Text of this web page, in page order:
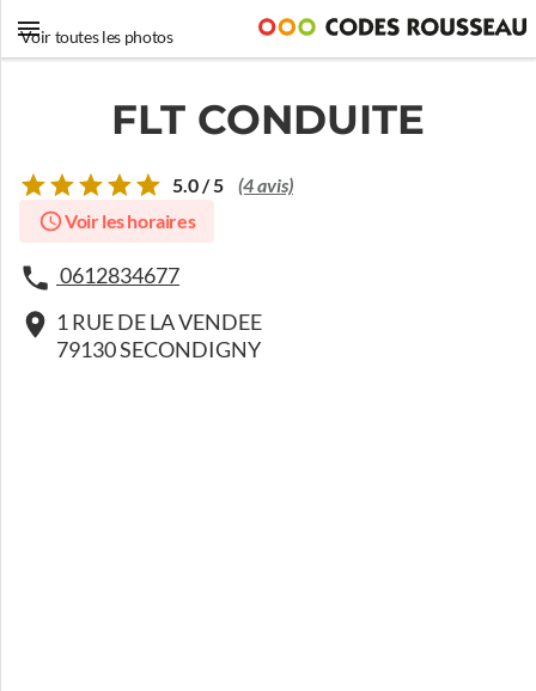
Voir toutes les photos
FLT CONDUITE
5.0 / 5 (4 avis)
Voir les horaires
0612834677
1 RUE DE LA VENDEE
79130 SECONDIGNY